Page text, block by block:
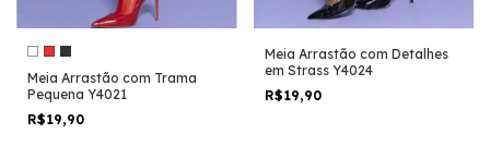
Meia Arrastão com Trama
Pequena Y4021
R$19,90
Meia Arrastão com Detalhes
em Strass Y4024
R$19,90